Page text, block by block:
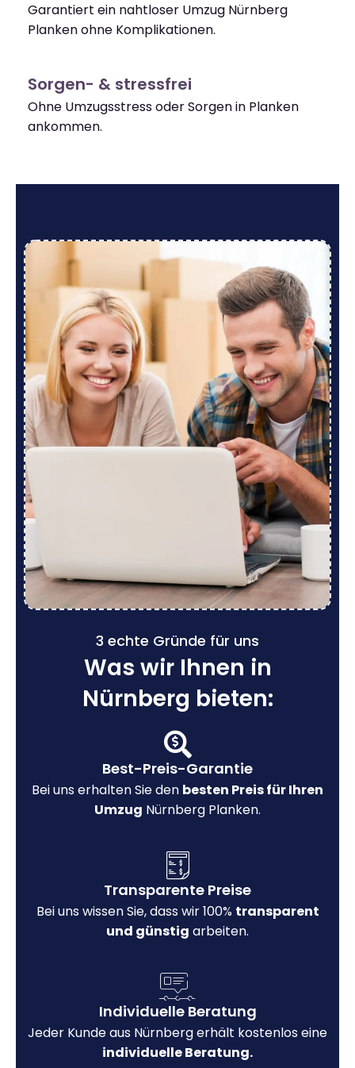
Garantiert ein nahtloser Umzug Nürnberg
Planken ohne Komplikationen.
Sorgen- & stressfrei
Ohne Umzugsstress oder Sorgen in Planken
ankommen.
3 echte Gründe für uns
Was wir Ihnen in
Nürnberg bieten:
Best-Preis-Garantie
Bei uns erhalten Sie den besten Preis für Ihren
Umzug Nürnberg Planken.
Transparente Preise
Bei uns wissen Sie, dass wir 100% transparent
und günstig arbeiten.
Individuelle Beratung
Jeder Kunde aus Nürnberg erhält kostenlos eine
individuelle Beratung.